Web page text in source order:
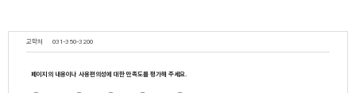
교학처 031-350-3200
페이지의 내용이나 사용편의성에 대한 만족도를 평가해 주세요.